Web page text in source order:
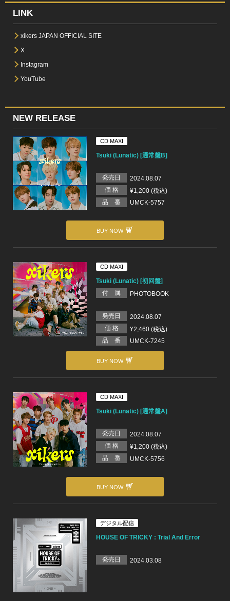
LINK
xikers JAPAN OFFICIAL SITE
X
Instagram
YouTube
NEW RELEASE
CD MAXI
Tsuki (Lunatic) [通常盤B]
発売日
2024.08.07
価 格
¥1,200 (税込)
品 番
UMCK-5757
BUY NOW
CD MAXI
Tsuki (Lunatic) [初回盤]
付 属
PHOTOBOOK
発売日
2024.08.07
価 格
¥2,460 (税込)
品 番
UMCK-7245
BUY NOW
CD MAXI
Tsuki (Lunatic) [通常盤A]
発売日
2024.08.07
価 格
¥1,200 (税込)
品 番
UMCK-5756
BUY NOW
デジタル配信
HOUSE OF TRICKY : Trial And Error
発売日 2024.03.08